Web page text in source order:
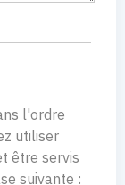
l'ordre
utiliser
être servis
suivante :